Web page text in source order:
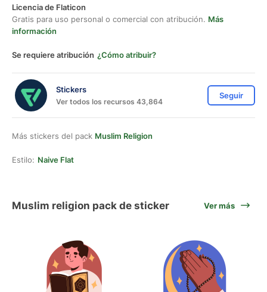
Licencia de Flaticon
Gratis para uso personal o comercial con atribución. Más
información
Se requiere atribución ¿Cómo atribuir?
Stickers
Ver todos los recursos 43,864
Seguir
Más stickers del pack Muslim Religion
Estilo: Naive Flat
Muslim religion pack de sticker Ver más